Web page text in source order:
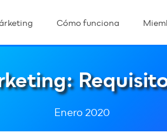
Cómo funciona
Enero 2020